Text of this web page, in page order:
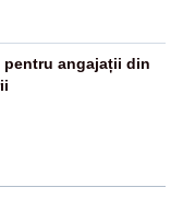
pentru angajații din